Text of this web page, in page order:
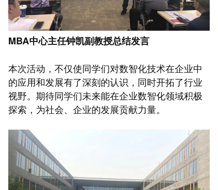
MBA中心主任钟凯副教授总结发言
本次活动，不仅使同学们对数智化技术在企业中
的应用和发展有了深刻的认识，同时开拓了行业
视野。期待同学们未来能在企业数智化领域积极
探索，为社会、企业的发展贡献力量。